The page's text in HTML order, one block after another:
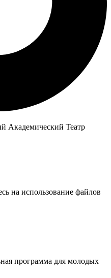
Академический Театр
на использование файлов
программа для молодых